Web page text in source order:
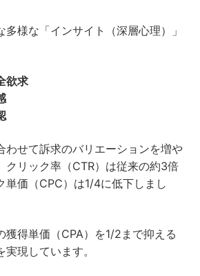
様な「インサイト（深層心理）」
欲求
わせて訴求のバリエーションを増や
クリック率（CTR）は従来の約3倍
単価（CPC）は1/4に低下しまし
獲得単価（CPA）を1/2まで抑える
現しています。